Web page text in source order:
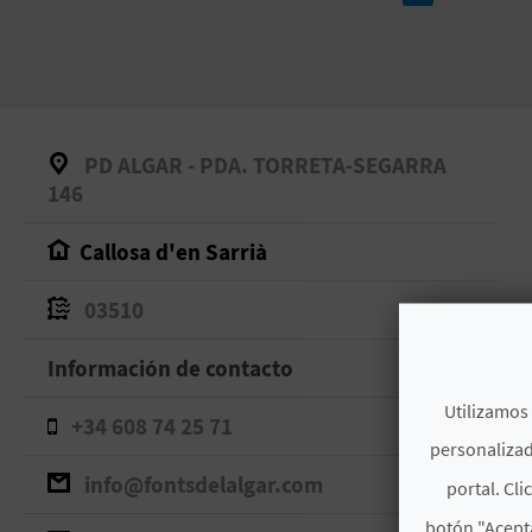
PD ALGAR - PDA. TORRETA-SEGARRA
146
Callosa d'en Sarrià
03510
Información de contacto
+34 608 74 25 71
info@fontsdelalgar.com
portal.
botón